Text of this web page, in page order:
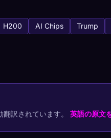
H200 AI Chips Trump
訳されています。 英語の原文